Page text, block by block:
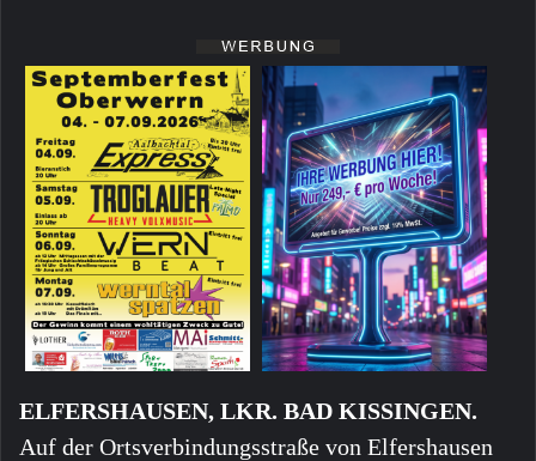
ELFERSHAUSEN, LKR. BAD KISSINGEN.
Auf der Ortsverbindungsstraße von Elfershausen